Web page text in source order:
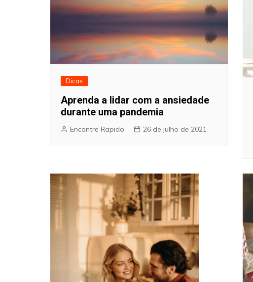
Dicas
Aprenda a lidar com a ansiedade
durante uma pandemia
Encontre Rapido 26 de julho de 2021